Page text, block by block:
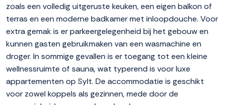
zoals een volledig uitgeruste keuken, een eigen balkon of
terras en een moderne badkamer met inloopdouche. Voor
extra gemak is er parkeergelegenheid bij het gebouw en
kunnen gasten gebruikmaken van een wasmachine en
droger. In sommige gevallen is er toegang tot een kleine
wellnessruimte of sauna, wat typerend is voor luxe
appartementen op Sylt. De accommodatie is geschikt
voor zowel koppels als gezinnen, mede door de